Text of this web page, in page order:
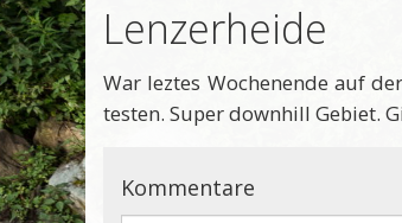
Lenzerheide
War leztes Wochenende auf
testen. Super downhill Gebiet.
Kommentare